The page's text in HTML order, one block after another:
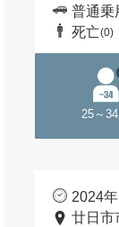
普通乗
死亡(0)
25～
2024
廿日市